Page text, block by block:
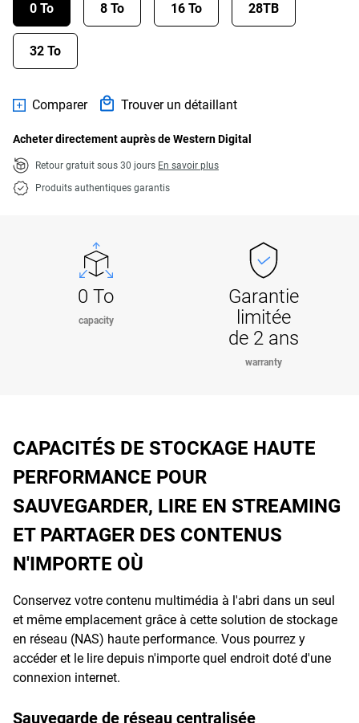
0 To 8 To 16 To 28TB
32 To
Comparer Trouver un détaillant
Acheter directement auprès de Western Digital
Retour gratuit sous 30 jours En savoir plus
Produits authentiques garantis
0 To
capacity
Garantie
limitée
de 2 ans
warranty
CAPACITÉS DE STOCKAGE HAUTE
PERFORMANCE POUR
SAUVEGARDER, LIRE EN STREAMING
ET PARTAGER DES CONTENUS
N'IMPORTE OÙ
Conservez votre contenu multimédia à l'abri dans un seul
et même emplacement grâce à cette solution de stockage
en réseau (NAS) haute performance. Vous pourrez y
accéder et le lire depuis n'importe quel endroit doté d'une
connexion internet.
Sauvegarde de réseau centralisée